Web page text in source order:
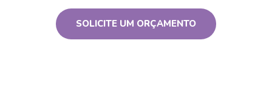
SOLICITE UM ORÇAMENTO